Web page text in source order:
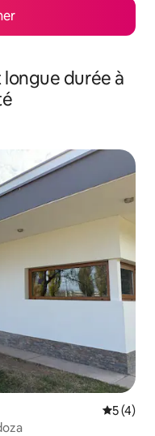
durée à
5 (4)